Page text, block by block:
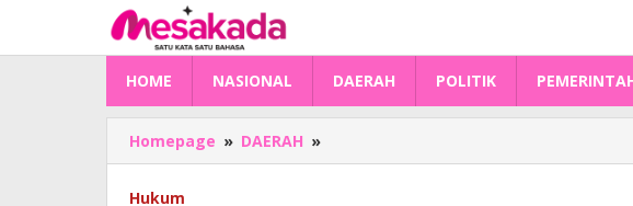
konten
HOME NASIONAL DAERAH POLITIK
Homepage » DAERAH »
Ormas
Hukum